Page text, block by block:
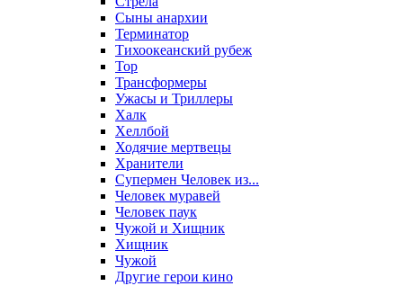
Сыны анархии
Терминатор
Тихоокеанский рубеж
Тор
Трансформеры
Ужасы и Триллеры
Халк
Хеллбой
Ходячие мертвецы
Хранители
Супермен Человек из...
Человек муравей
Человек паук
Чужой и Хищник
Хищник
Чужой
Другие герои кино